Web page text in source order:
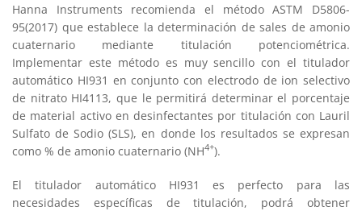
Hanna Instruments recomienda el método ASTM D5806-
95(2017) que establece la determinación de sales de amonio
cuaternario mediante titulación potenciométrica.
Implementar este método es muy sencillo con el titulador
automático HI931 en conjunto con electrodo de ion selectivo
de nitrato HI4113, que le permitirá determinar el porcentaje
de material activo en desinfectantes por titulación con Lauril
Sulfato de Sodio (SLS), en donde los resultados se expresan
como % de amonio cuaternario (NH4+).
El titulador automático HI931 es perfecto para las
necesidades específicas de titulación, podrá obtener